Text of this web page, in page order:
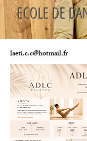
ECOLE DE
laeti.c.c@hotmail.fr